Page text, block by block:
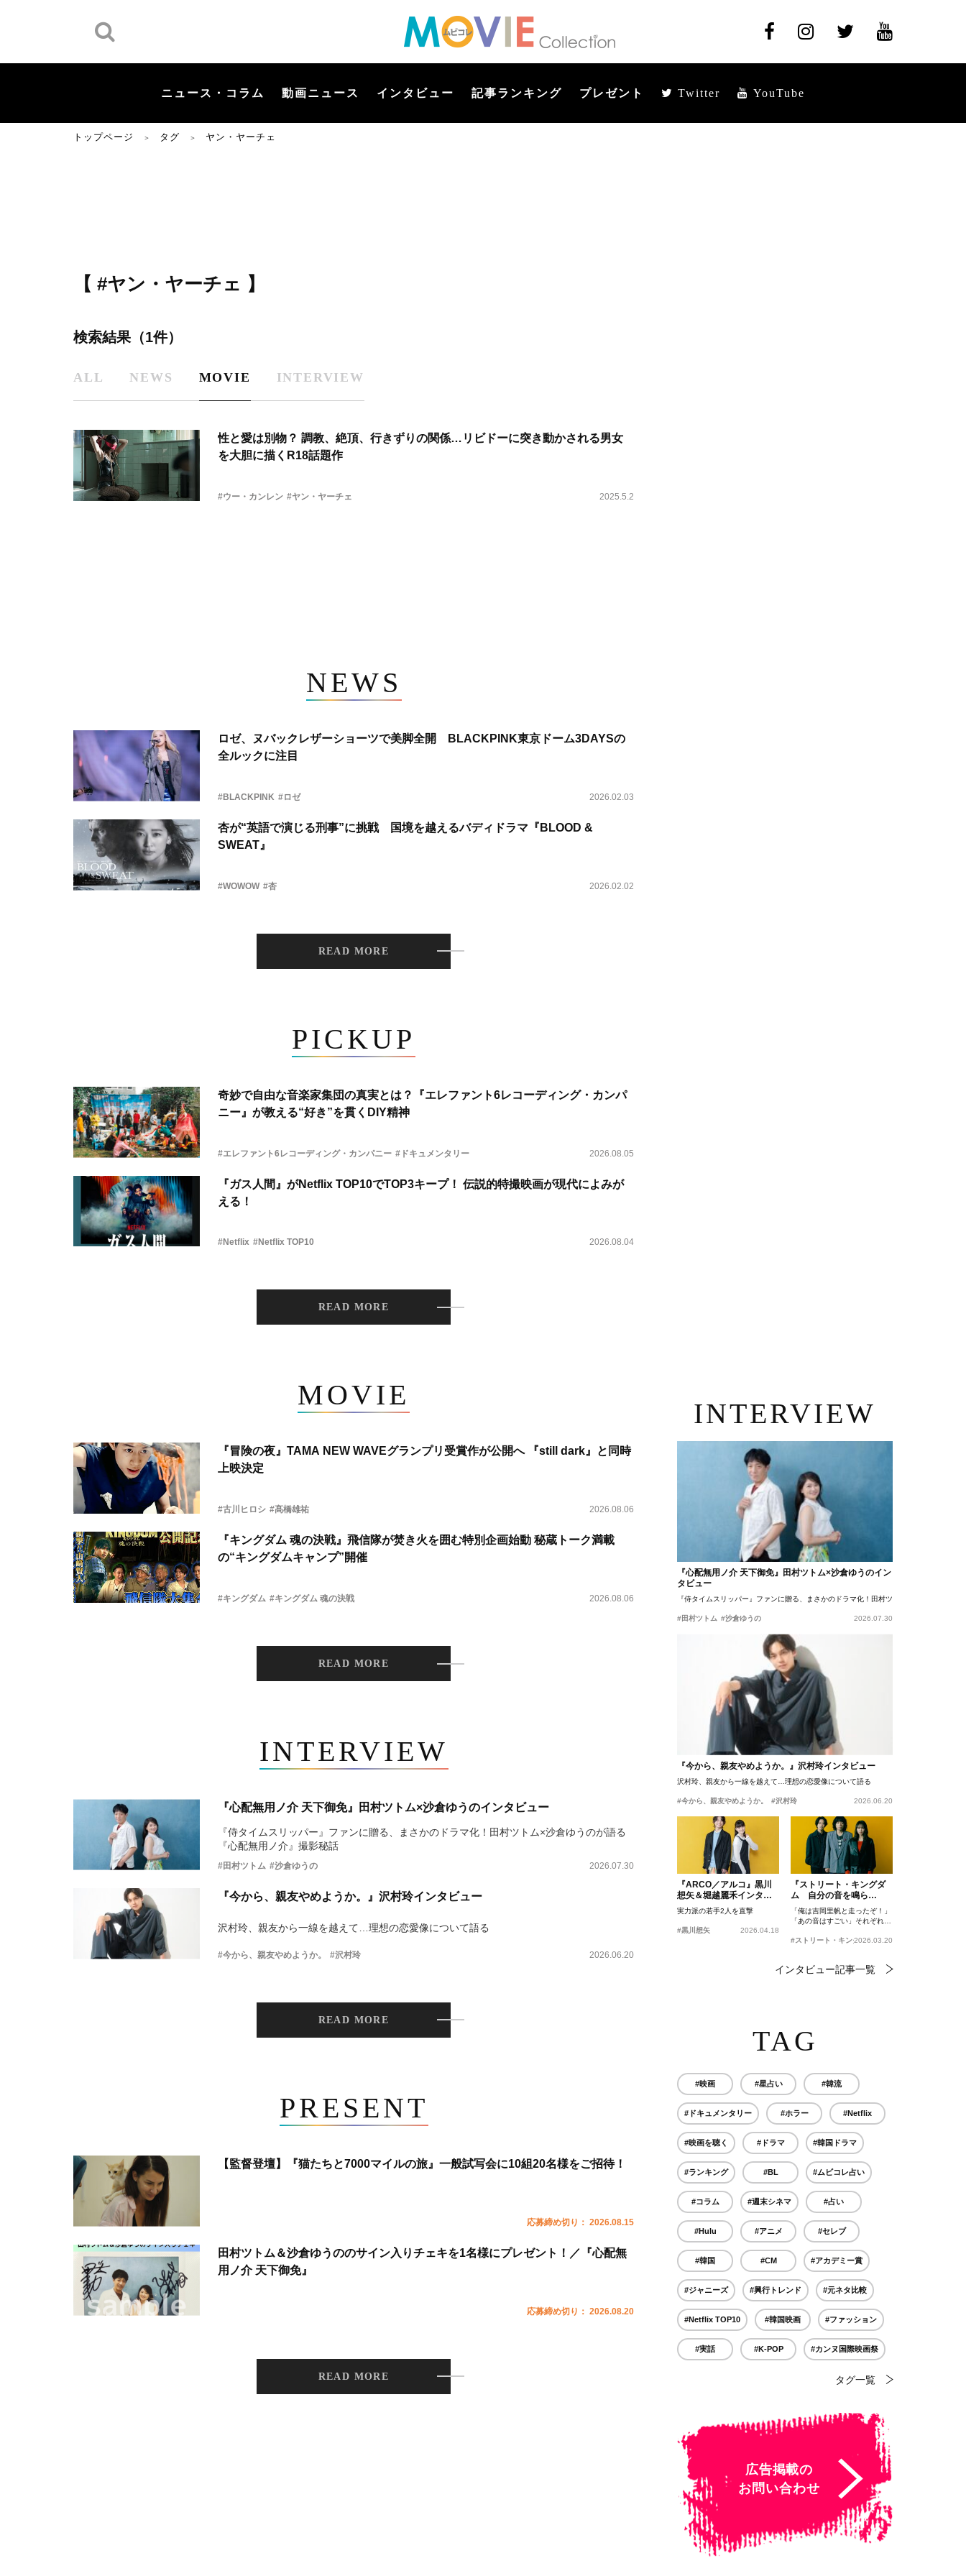
ニュース・コラム 動画ニュース インタビュー 記事ランキング プレゼント Twitter YouTube
トップページ ＞ タグ ＞ ヤン・ヤーチェ
【 #ヤン・ヤーチェ 】
検索結果（1件）
ALL NEWS MOVIE INTERVIEW
性と愛は別物？ 調教、絶頂、行きずりの関係…リビドーに突き動かされる男女
を大胆に描くR18話題作
#ウー・カンレン #ヤン・ヤーチェ 2025.5.2
NEWS
ロゼ、ヌバックレザーショーツで美脚全開 BLACKPINK東京ドーム3DAYSの
全ルックに注目
#BLACKPINK #ロゼ 2026.02.03
杏が“英語で演じる刑事”に挑戦 国境を越えるバディドラマ『BLOOD &
SWEAT』
#WOWOW #杏 2026.02.02
READ MORE
PICKUP
奇妙で自由な音楽家集団の真実とは？『エレファント6レコーディング・カンパ
ニー』が教える“好き”を貫くDIY精神
#エレファント6レコーディング・カンパニー #ドキュメンタリー 2026.08.05
『ガス人間』がNetflix TOP10でTOP3キープ！ 伝説的特撮映画が現代によみが
える！
#Netflix #Netflix TOP10 2026.08.04
READ MORE
MOVIE
『冒険の夜』TAMA NEW WAVEグランプリ受賞作が公開へ 『still dark』と同時
上映決定
#古川ヒロシ #髙橋雄祐 2026.08.06
『キングダム 魂の決戦』飛信隊が焚き火を囲む特別企画始動 秘蔵トーク満載
の“キングダムキャンプ”開催
#キングダム #キングダム 魂の決戦 2026.08.06
READ MORE
INTERVIEW
『心配無用ノ介 天下御免』田村ツトム×沙倉ゆうのインタビュー
『侍タイムスリッパー』ファンに贈る、まさかのドラマ化！田村ツトム×沙倉ゆうのが語る
『心配無用ノ介』撮影秘話
#田村ツトム #沙倉ゆうの 2026.07.30
『今から、親友やめようか。』沢村玲インタビュー
沢村玲、親友から一線を越えて…理想の恋愛像について語る
#今から、親友やめようか。 #沢村玲 2026.06.20
READ MORE
PRESENT
【監督登壇】『猫たちと7000マイルの旅』一般試写会に10組20名様をご招待！
応募締め切り： 2026.08.15
田村ツトム＆沙倉ゆうののサイン入りチェキを1名様にプレゼント！／『心配無
用ノ介 天下御免』
応募締め切り： 2026.08.20
READ MORE
INTERVIEW
『心配無用ノ介 天下御免』田村ツトム×沙倉ゆうのイン
タビュー
『侍タイムスリッパー』ファンに贈る、まさかのドラマ化！田村ツトム×沙倉ゆうのが語
#田村ツトム #沙倉ゆうの 2026.07.30
『今から、親友やめようか。』沢村玲インタビュー
沢村玲、親友から一線を越えて…理想の恋愛像について語る
#今から、親友やめようか。 #沢村玲 2026.06.20
『ARCO／アルコ』黒川
想矢＆堀越麗禾インタビ
ュー
実力派の若手2人を直撃
#黒川想矢 2026.04.18
『ストリート・キングダ
ム 自分の音を鳴ら
せ。』峯田和伸、若葉竜
也、吉岡里帆インタビュ
ー
「俺は吉岡里帆と走ったぞ！」
「あの音はすごい」それぞれの
#ストリート・キングダム 自分の音を鳴らせ。
2026.03.20
インタビュー記事一覧
TAG
#映画 #星占い #韓流
#ドキュメンタリー #ホラー #Netflix
#映画を聴く #ドラマ #韓国ドラマ
#ランキング #BL #ムビコレ占い
#コラム #週末シネマ #占い
#Hulu #アニメ #セレブ
#韓国 #CM #アカデミー賞
#ジャニーズ #興行トレンド #元ネタ比較
#Netflix TOP10 #韓国映画 #ファッション
#実話 #K-POP #カンヌ国際映画祭
タグ一覧
広告掲載の
お問い合わせ